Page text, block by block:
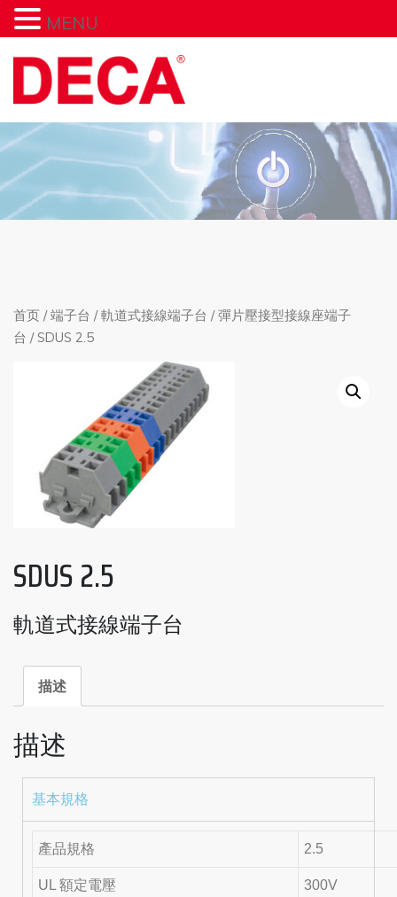
首页 /端子台 /軌道式接線端子台 /彈片壓接型接線座端子
台 / SDUS 2.5
SDUS 2.5
軌道式接線端子台
描述
描述
基本規格
產品規格 2.5
UL 額定電壓 300V
MENU